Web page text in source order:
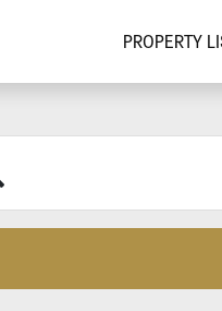
PROPERTY